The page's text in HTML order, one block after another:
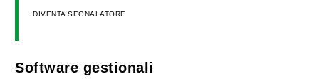
DIVENTA SEGNALATORE
Software gestionali